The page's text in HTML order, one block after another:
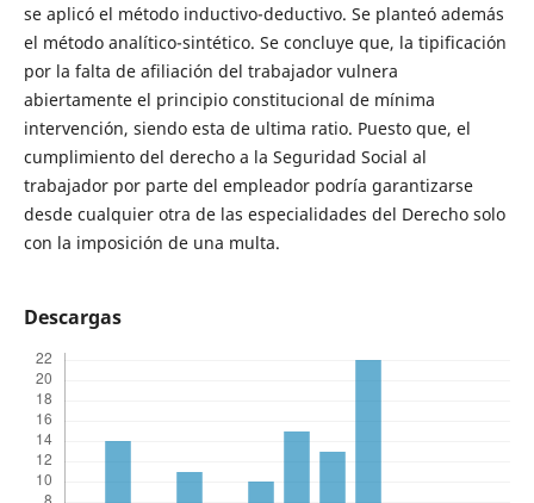
se aplicó el método inductivo-deductivo. Se planteó además
el método analítico-sintético. Se concluye que, la tipificación
por la falta de afiliación del trabajador vulnera
abiertamente el principio constitucional de mínima
intervención, siendo esta de ultima ratio. Puesto que, el
cumplimiento del derecho a la Seguridad Social al
trabajador por parte del empleador podría garantizarse
desde cualquier otra de las especialidades del Derecho solo
con la imposición de una multa.
Descargas